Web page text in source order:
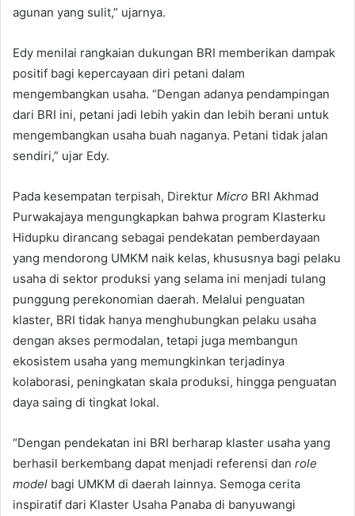
agunan yang sulit,” ujarnya.
Edy menilai rangkaian dukungan BRI memberikan dampak
positif bagi kepercayaan diri petani dalam
mengembangkan usaha. “Dengan adanya pendampingan
dari BRI ini, petani jadi lebih yakin dan lebih berani untuk
mengembangkan usaha buah naganya. Petani tidak jalan
sendiri,” ujar Edy.
Pada kesempatan terpisah, Direktur Micro BRI Akhmad
Purwakajaya mengungkapkan bahwa program Klasterku
Hidupku dirancang sebagai pendekatan pemberdayaan
yang mendorong UMKM naik kelas, khususnya bagi pelaku
usaha di sektor produksi yang selama ini menjadi tulang
punggung perekonomian daerah. Melalui penguatan
klaster, BRI tidak hanya menghubungkan pelaku usaha
dengan akses permodalan, tetapi juga membangun
ekosistem usaha yang memungkinkan terjadinya
kolaborasi, peningkatan skala produksi, hingga penguatan
daya saing di tingkat lokal.
“Dengan pendekatan ini BRI berharap klaster usaha yang
berhasil berkembang dapat menjadi referensi dan role
model bagi UMKM di daerah lainnya. Semoga cerita
inspiratif dari Klaster Usaha Panaba di banyuwangi